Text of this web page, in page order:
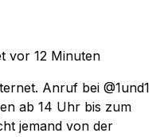
vor 12 Minuten
Anruf bei @1und1
ab 14 Uhr bis zum
jemand von der